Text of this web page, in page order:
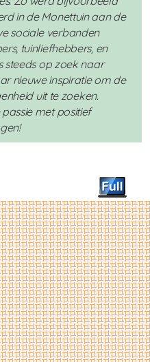
in de Monettuin aan de
sociale verbanden
tuinliefhebbers, en
steeds op zoek naar
nieuwe inspiratie om de
uit te zoeken.
met positief